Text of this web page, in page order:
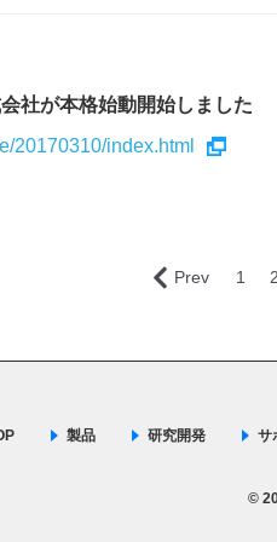
社が本格始動開始しました
20170310/index.html
Prev 1 2
製品 研究開発 サ
©